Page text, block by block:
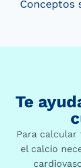
Te
Para calcular
el calcio